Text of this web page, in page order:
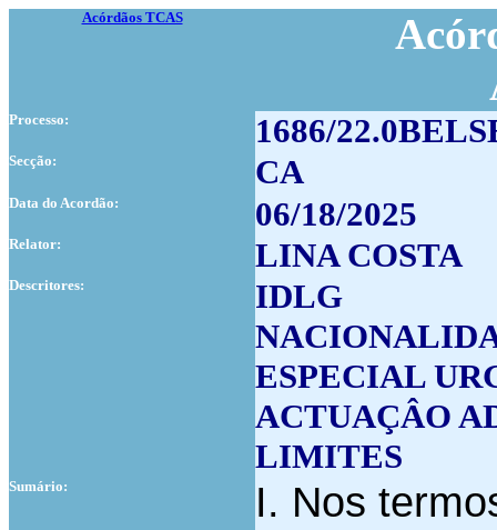
Acórdãos TCAS
Processo: 1686/
Secção: CA
Data do Acordão: 06/18/2025
Relator: LINA COSTA
Descritores:
IDLG
ESPECIAL
ACTUAÇÂO
LIMITES
Sumário:
I. Nos